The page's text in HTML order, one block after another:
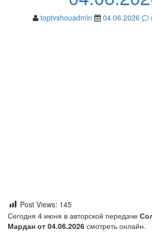
toptvshouadmin 04.06.2026
Post Views: 145
Сегодня 4 июня в авторской передаче
Мардан от 04.06.2026 смотреть онлайн.